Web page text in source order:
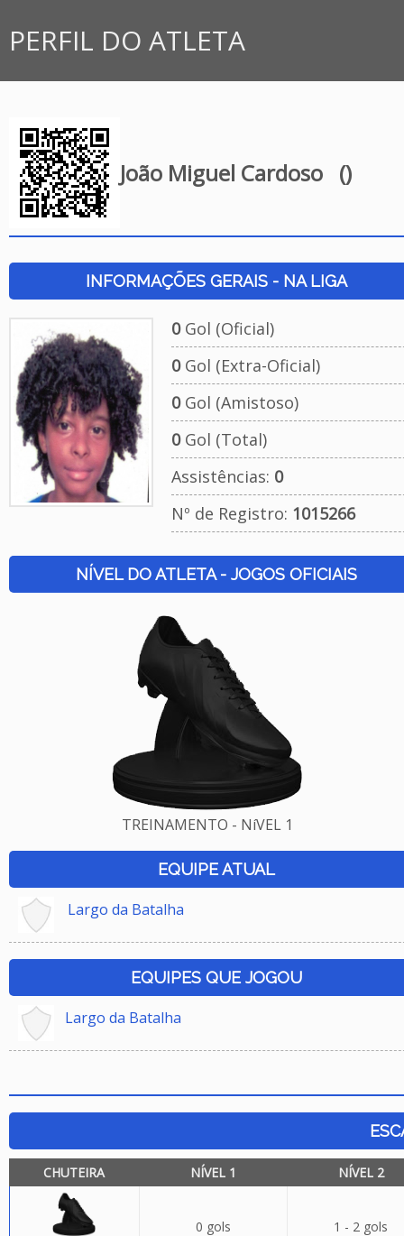
PERFIL DO ATLETA
João Miguel Cardoso ()
INFORMAÇÕES GERAIS - NA LIGA
0Gol (Oficial)
0Gol (Extra-Oficial)
0Gol (Amistoso)
0Gol (Total)
Assistências: 0
Nº de Registro: 1015266
NÍVEL DO ATLETA - JOGOS OFICIAIS
TREINAMENTO - NíVEL 1
EQUIPE ATUAL
Largo da Batalha
EQUIPES QUE JOGOU
Largo da Batalha
CHUTEIRA NÍVEL 1 NÍVEL 2
0 gols 1 - 2 gols